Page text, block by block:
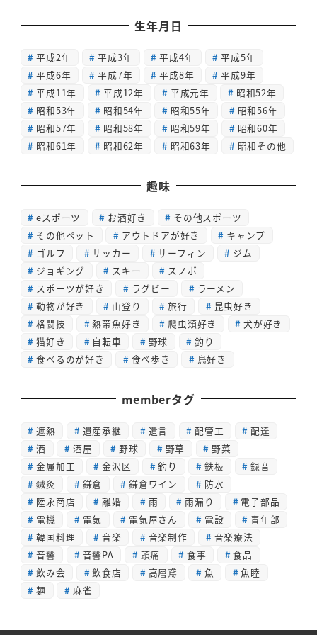
生年月日
平成2年 平成3年 平成4年
平成5年
平成6年
平成7年 平成8年
平成9年
平成11年
平成12年 平成元年
昭和52年
昭和53年
昭和54年 昭和55年
昭和56年
昭和57年
昭和58年 昭和59年
昭和60年
昭和61年
昭和62年 昭和63年 昭和その他
趣味
eスポーツ お酒好き
その他スポーツ
その他ペット
アウトドアが好き
キャンプ
ゴルフ
サッカー サーフィン
ジム
ジョギング
スキー
スノボ
スポーツが好き
ラグビー
ラーメン
動物が好き
山登り 旅行
昆虫好き
格闘技
熱帯魚好き 爬虫類好き
犬が好き
猫好き
自転車 野球
釣り
食べるのが好き
食べ歩き 鳥好き
memberタグ
遮熱 遺産承継 遺言 配管工
配達
酒
酒屋 野球 野草
野菜
金属加工
金沢区 釣り 鉄板
録音
鍼灸
鎌倉 鎌倉ワイン
防水
陸永商店
離婚 雨 雨漏り
電子部品
電機
電気 電気屋さん 電設
青年部
韓国料理
音楽 音楽制作
音楽療法
音響
音響PA 頭痛 食事
食品
飲み会
飲食店 高層鳶 魚
魚睦
麺
麻雀